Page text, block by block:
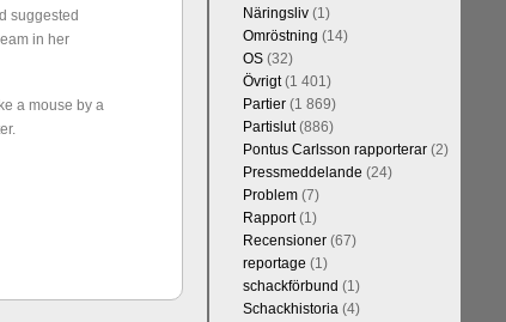
med
2 i
suggested
in her
a mouse by a
Näringsliv(1)
Omröstning (14)
OS(32)
Övrigt(1 401)
Partier(1 869)
Partislut(886)
Pontus Carlsson rapporterar(2)
Pressmeddelande (24)
Problem(7)
Rapport(1)
Recensioner(67)
reportage (1)
schackförbund (1)
Schackhistoria(4)